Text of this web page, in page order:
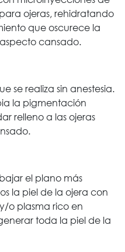
ojeras, rehidratando
que oscurece la
cansado.
se realiza sin anestesia.
la pigmentación
relleno a las ojeras
el plano más
la piel de la ojera con
o plasma rico en
toda la piel de la